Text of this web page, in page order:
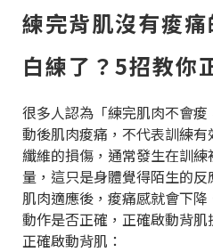
練完背肌沒有痠
白練了？5招教你
很多人認為「練完肌肉不會
動後肌肉痠痛，不代表訓練
纖維的損傷，通常發生在訓
量，這只是身體覺得陌生的反
肌肉適應後，痠痛感就會下
動作是否正確，正確啟動背
正確啟動背肌：